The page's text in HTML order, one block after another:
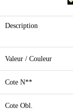
Description
Valeur / Couleur
Cote N**
Cote Obl.